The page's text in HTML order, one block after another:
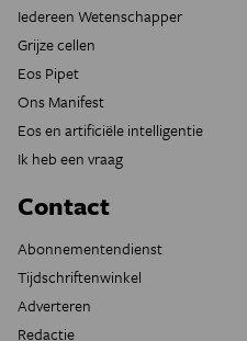
Iedereen Wetenschapper
Grijze cellen
Eos Pipet
Ons Manifest
Eos en artificiële intelligentie
Ik heb een vraag
Contact
Abonnementendienst
Tijdschriftenwinkel
Adverteren
Redactie